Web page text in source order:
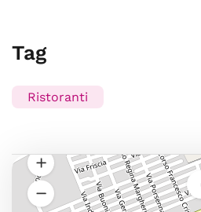
Tag
Ristoranti